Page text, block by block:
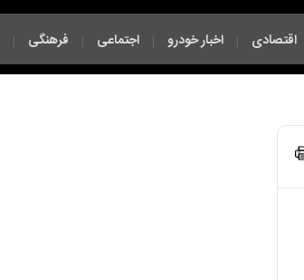
اقتصادی | اخبار خودرو | اجتماعی | فرهنگی |